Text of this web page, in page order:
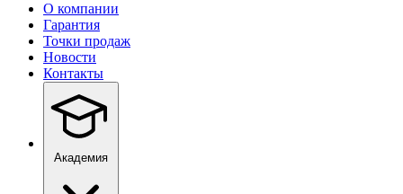
О компании
Гарантия
Точки продаж
Новости
Контакты
Академия